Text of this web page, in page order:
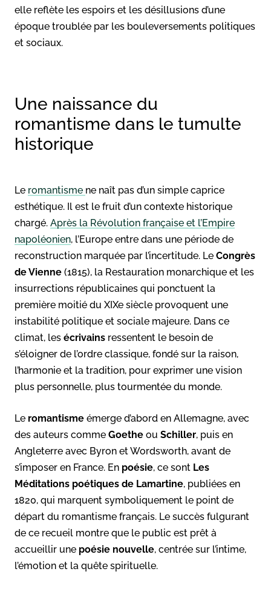
elle reflète les espoirs et les désillusions d’une
époque troublée par les bouleversements politiques
et sociaux.
Une naissance du
romantisme dans le tumulte
historique
Le romantisme ne naît pas d’un simple caprice
esthétique. Il est le fruit d’un contexte historique
chargé. Après la Révolution française et l’Empire
napoléonien, l’Europe entre dans une période de
reconstruction marquée par l’incertitude. Le Congrès
de Vienne (1815), la Restauration monarchique et les
insurrections républicaines qui ponctuent la
première moitié du XIXe siècle provoquent une
instabilité politique et sociale majeure. Dans ce
climat, les écrivains ressentent le besoin de
s’éloigner de l’ordre classique, fondé sur la raison,
l’harmonie et la tradition, pour exprimer une vision
plus personnelle, plus tourmentée du monde.
Le romantisme émerge d’abord en Allemagne, avec
des auteurs comme Goethe ou Schiller, puis en
Angleterre avec Byron et Wordsworth, avant de
s’imposer en France. En poésie, ce sont Les
Méditations poétiques de Lamartine, publiées en
1820, qui marquent symboliquement le point de
départ du romantisme français. Le succès fulgurant
de ce recueil montre que le public est prêt à
accueillir une poésie nouvelle, centrée sur l’intime,
l’émotion et la quête spirituelle.